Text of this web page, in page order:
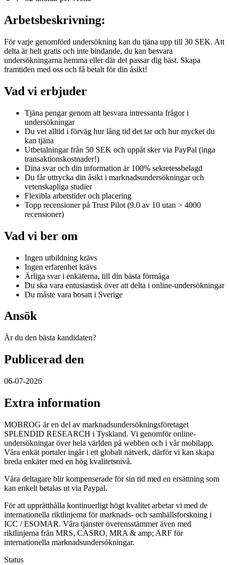
Arbetsbeskrivning:
För varje genomförd undersökning kan du tjäna upp till 30 SEK. Att
delta är helt gratis och inte bindande, du kan besvara
undersökningarna hemma eller där det passar dig bäst. Skapa
framtiden med oss och få betalt för din åsikt!
Vad vi erbjuder
Tjäna pengar genom att besvara intressanta frågor i
undersökningar
Du vet alltid i förväg hur lång tid det tar och hur mycket du
kan tjäna
Utbetalningar från 50 SEK och uppåt sker via PayPal (inga
transaktionskostnader!)
Dina svar och din information är 100% sekretessbelagd
Du får uttrycka din åsikt i marknadsundersökningar och
vetenskapliga studier
Flexibla arbetstider och placering
Topp recensioner på Trust Pilot (9.0 av 10 utan > 4000
recensioner)
Vad vi ber om
Ingen utbildning krävs
Ingen erfarenhet krävs
Ärliga svar i enkäterna, till din bästa förmåga
Du ska vara entusiastisk över att delta i online-undersökningar
Du måste vara bosatt i Sverige
Ansök
Är du den bästa kandidaten?
Publicerad den
06-07-2026
Extra information
MOBROG är en del av marknadsundersökningsföretaget
SPLENDID RESEARCH i Tyskland. Vi genomför online-
undersökningaröver hela världen på webben och i vår mobilapp.
Våra enkät portaler ingår i ett globalt nätverk, därför vi kan skapa
breda enkäter med en hög kvalitetsnivå.
Våra deltagare blir kompenserade för sin tid med en ersättning som
kan enkelt betalas ut via Paypal.
För att upprätthålla kontinuerligt högt kvalitet arbetar vi med de
internationella riktlinjerna för marknads- och samhällsforskning i
ICC / ESOMAR. Våra tjänsteröverensstämmeräven med
riktlinjerna från MRS, CASRO, MRA & amp; ARF för
internationella marknadsundersökningar.
Status